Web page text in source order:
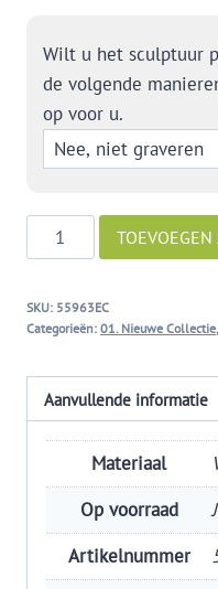
Wilt u het sculptuur
de volgende
op voor u.
dans
evenwicht
SKU: 55963EC
Categorieën: 01. Nieuwe Collectie,
Aanvullende informatie
Materiaal
Op voorraad
Artikelnummer